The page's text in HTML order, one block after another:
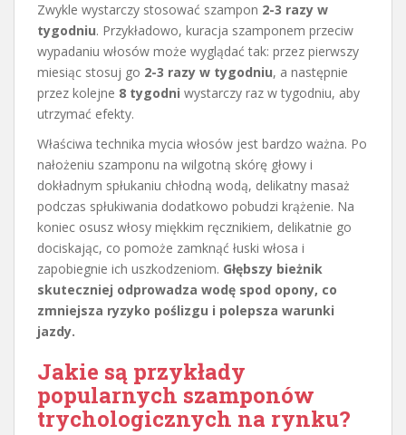
Zwykle wystarczy stosować szampon 2-3 razy w
tygodniu. Przykładowo, kuracja szamponem przeciw
wypadaniu włosów może wyglądać tak: przez pierwszy
miesiąc stosuj go 2-3 razy w tygodniu, a następnie
przez kolejne 8 tygodni wystarczy raz w tygodniu, aby
utrzymać efekty.
Właściwa technika mycia włosów jest bardzo ważna. Po
nałożeniu szamponu na wilgotną skórę głowy i
dokładnym spłukaniu chłodną wodą, delikatny masaż
podczas spłukiwania dodatkowo pobudzi krążenie. Na
koniec osusz włosy miękkim ręcznikiem, delikatnie go
dociskając, co pomoże zamknąć łuski włosa i
zapobiegnie ich uszkodzeniom. Głębszy bieżnik
skuteczniej odprowadza wodę spod opony, co
zmniejsza ryzyko poślizgu i polepsza warunki
jazdy.
Jakie są przykłady
popularnych szamponów
trychologicznych na rynku?